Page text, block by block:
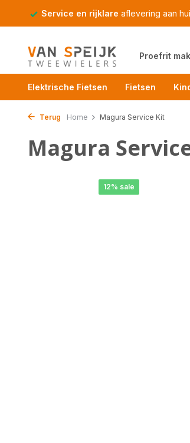
Service en rijklare aflevering aan
Proefrit
Elektrische Fietsen Fietsen
Terug Home Magura Service Kit
Magura
12% sale